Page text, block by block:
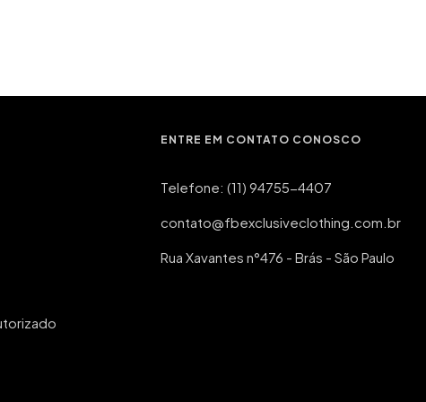
ENTRE EM CONTATO CONOSCO
Telefone: (11) 94755-4407
contato@fbexclusiveclothing.com.br
Rua Xavantes n°476 - Brás - São Paulo